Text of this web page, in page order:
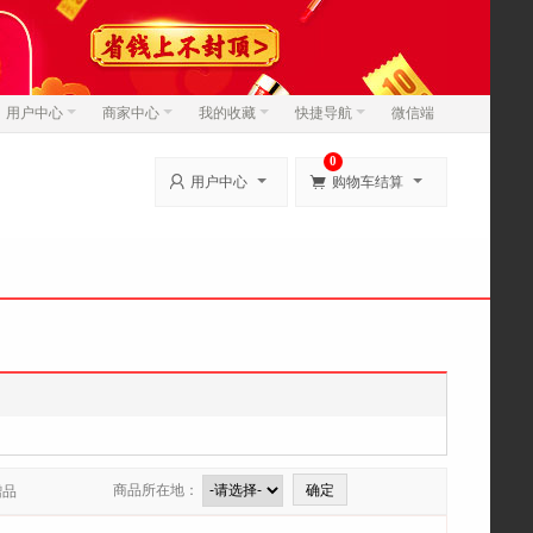
用户中心 商家中心 我的收藏 快捷导航 微信端
 用户中心  购物车结算
0
商品所在地：